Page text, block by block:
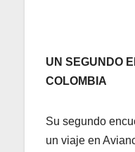
UN SEGUNDO
COLOMBIA
Su segundo
un viaje en